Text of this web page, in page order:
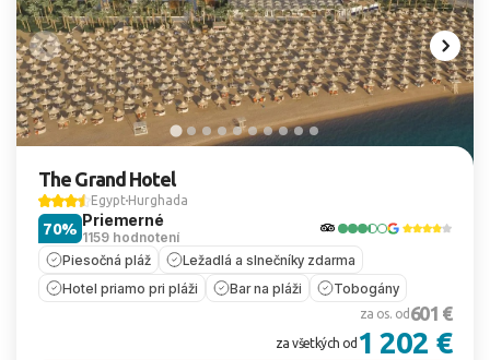
The Grand Hotel
Egypt Hurghada
Priemerné
1159 hodnotení
70%
Piesočná pláž
Ležadlá a slnečníky zdarma
Hotel priamo pri pláži
Bar na pláži Tobogány
za os. od 601 €
za všetkých od 1 202 €